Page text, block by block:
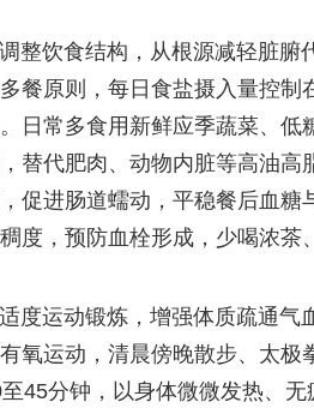
整饮食结构，从根源减轻脏腑
餐原则，每日食盐摄入量控
日常多食用新鲜应季蔬菜、低
替代肥肉、动物内脏等高油
促进肠道蠕动，平稳餐后血
度，预防血栓形成，少喝浓茶
度运动锻炼，增强体质疏通气
氧运动，清晨傍晚散步、太
45分钟，以身体微微发热、